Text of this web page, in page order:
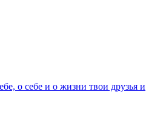
о себе и о жизни твои друзья и